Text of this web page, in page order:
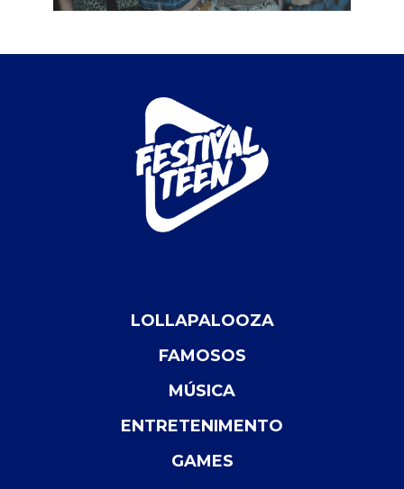
LOLLAPALOOZA
FAMOSOS
MÚSICA
ENTRETENIMENTO
GAMES